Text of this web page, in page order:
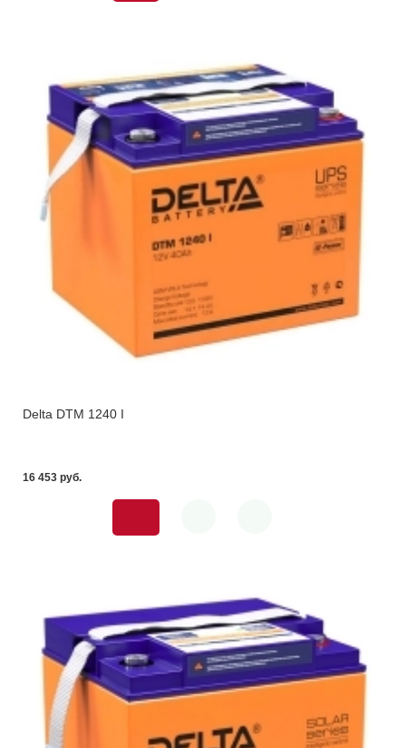
Delta DTM 1240 I
16 453 pуб.